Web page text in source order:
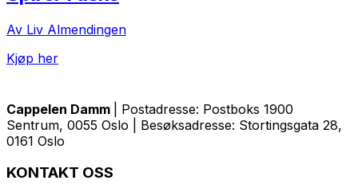
Av Liv Almendingen
Kjøp her
Cappelen Damm
| Postadresse: Postboks 1900
Sentrum, 0055 Oslo | Besøksadresse: Stortingsgata 28,
0161 Oslo
KONTAKT OSS